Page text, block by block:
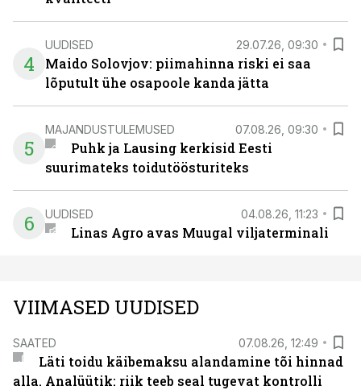
4
UUDISED 29.07.26, 09:30
Maido Solovjov: piimahinna riski ei saa
lõputult ühe osapoole kanda jätta
5
MAJANDUSTULEMUSED 07.08.26, 09:30
Puhk ja Lausing kerkisid Eesti
suurimateks toidutöösturiteks
6 UUDISED 04.08.26, 11:23
Linas Agro avas Muugal viljaterminali
VIIMASED UUDISED
SAATED 07.08.26, 12:49
Läti toidu käibemaksu alandamine tõi hinnad
alla. Analüütik: riik teeb seal tugevat kontrolli